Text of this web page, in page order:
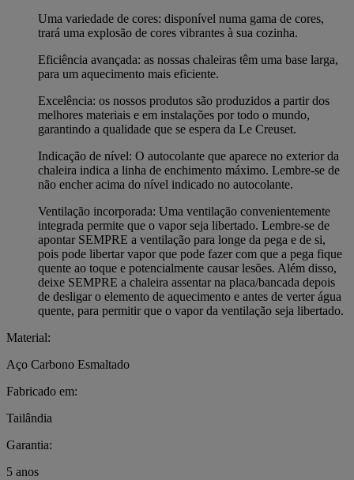
Uma variedade de cores: disponível numa gama de cores,
trará uma explosão de cores vibrantes à sua cozinha.
Eficiência avançada: as nossas chaleiras têm uma base larga,
para um aquecimento mais eficiente.
Excelência: os nossos produtos são produzidos a partir dos
melhores materiais e em instalações por todo o mundo,
garantindo a qualidade que se espera da Le Creuset.
Indicação de nível: O autocolante que aparece no exterior da
chaleira indica a linha de enchimento máximo. Lembre-se de
não encher acima do nível indicado no autocolante.
Ventilação incorporada: Uma ventilação convenientemente
integrada permite que o vapor seja libertado. Lembre-se de
apontar SEMPRE a ventilação para longe da pega e de si,
pois pode libertar vapor que pode fazer com que a pega fique
quente ao toque e potencialmente causar lesões. Além disso,
deixe SEMPRE a chaleira assentar na placa/bancada depois
de desligar o elemento de aquecimento e antes de verter água
quente, para permitir que o vapor da ventilação seja libertado.
Material:
Aço Carbono Esmaltado
Fabricado em:
Tailândia
Garantia:
5 anos